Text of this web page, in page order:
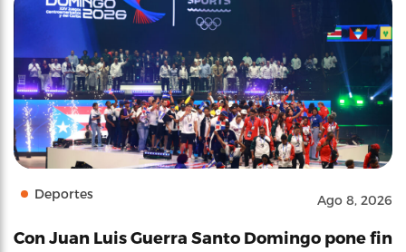
Deportes Ago 8, 2026
Con Juan Luis Guerra Santo Domingo pone fin